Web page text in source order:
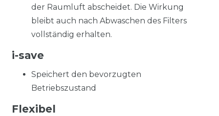
der Raumluft abscheidet. Die Wirkung
bleibt auch nach Abwaschen des Filters
vollständig erhalten.
i-save
Speichert den bevorzugten
Betriebszustand
Flexibel